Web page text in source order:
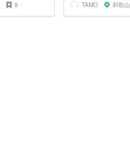
8 TAMO 和歌山